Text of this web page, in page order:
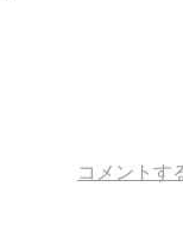
コメントす